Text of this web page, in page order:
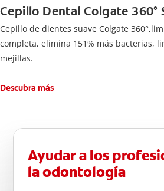
Cepillo Dental Colgate 360°
Cepillo de dientes suave Colgate
completa, elimina 151% más bacterias,
mejillas.
Descubra más
Ayudar a los
la odontología